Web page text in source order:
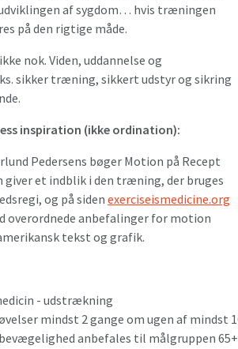
af sygdom… hvis træningen
på den rigtige måde.
nok. Viden, uddannelse og
sikker træning, sikkert udstyr og sikring
inspiration (ikke ordination):
Pedersens bøger Motion på Recept
giver et indblik i den træning, der bruges
og på siden exerciseismedicine.org
overordnede anbefalinger for motion
tekst og grafik.
mindst 2 gange om ugen af mindst
anbefales til målgruppen